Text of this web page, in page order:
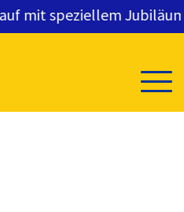
mit speziellem